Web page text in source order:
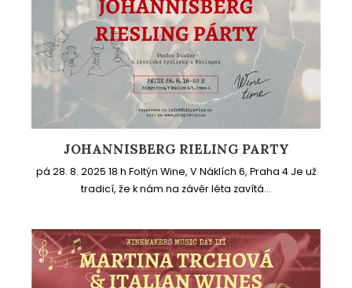
JOHANNISBERG RIELING PARTY
pá 28. 8. 2025 18 h Foltýn Wine, V Náklích 6, Praha 4 Je už
tradicí, že k nám na závěr léta zavítá...